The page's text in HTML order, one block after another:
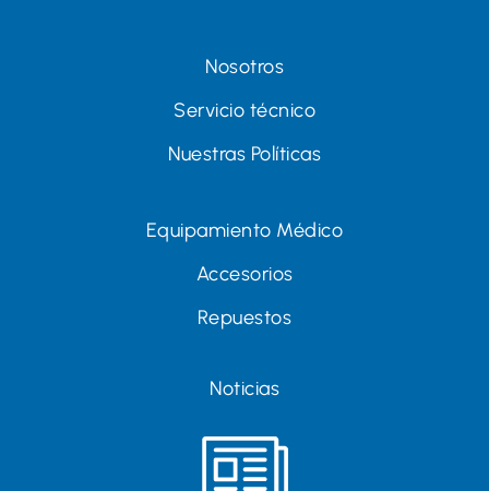
Nosotros
Servicio técnico
Nuestras Políticas
Equipamiento Médico
Accesorios
Repuestos
Noticias